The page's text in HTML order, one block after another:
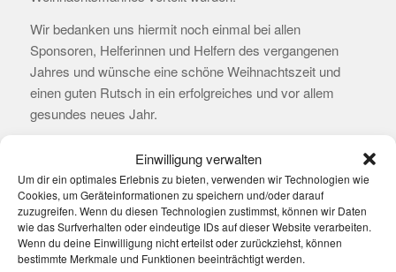
Einwilligung verwalten
Um dir ein optimales Erlebnis zu bieten, verwenden wir Technologien wie
Cookies, um Geräteinformationen zu speichern und/oder darauf
zuzugreifen. Wenn du diesen Technologien zustimmst, können wir Daten
wie das Surfverhalten oder eindeutige IDs auf dieser Website verarbeiten.
Wenn du deine Einwilligung nicht erteilst oder zurückziehst, können
bestimmte Merkmale und Funktionen beeinträchtigt werden.
Wir bedanken uns hiermit noch einmal bei allen
Sponsoren, Helferinnen und Helfern des vergangenen
Jahres und wünsche eine schöne Weihnachtszeit und
einen guten Rutsch in ein erfolgreiches und vor allem
gesundes neues Jahr.